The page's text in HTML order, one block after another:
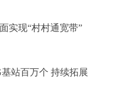
实现“村村通宽带”
站百万个 持续拓展